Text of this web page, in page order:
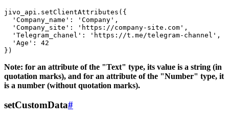
jivo_api.setClientAttributes({
  'Company_name': 'Company',
  'Company_site': 'https://company-site.com',
  'Telegram_chanel': 'https://t.me/telegram-channel',
  'Age': 42
Note: for an attribute of the "Text" type, its value is a string (in
quotation marks), and for an attribute of the "Number" type, it
is a number (without quotation marks).
setCustomData#